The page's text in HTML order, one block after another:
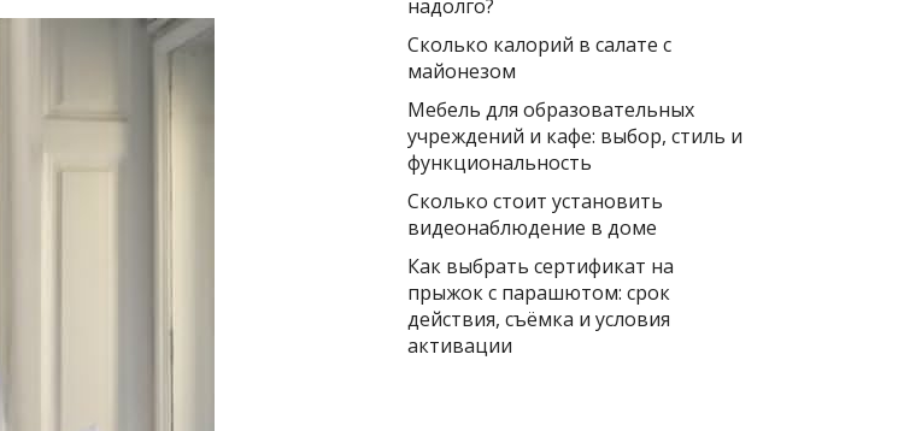
надолго?
Сколько калорий в салате с
майонезом
Мебель для образовательных
учреждений и кафе: выбор, стиль и
функциональность
Сколько стоит установить
видеонаблюдение в доме
Как выбрать сертификат на
прыжок с парашютом: срок
действия, съёмка и условия
активации